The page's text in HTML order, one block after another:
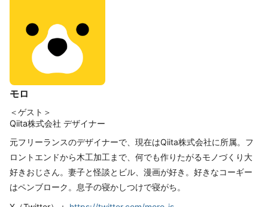
モロ
＜ゲスト＞
Qiita株式会社 デザイナー
元フリーランスのデザイナーで、現在はQiita株式会社に所属。フ
ロントエンドから木工加工まで、何でも作りたがるモノづくり大
好きおじさん。妻子と怪談とビル、漫画が好き。好きなコーギー
はペンブローク。息子の寝かしつけで寝がち。